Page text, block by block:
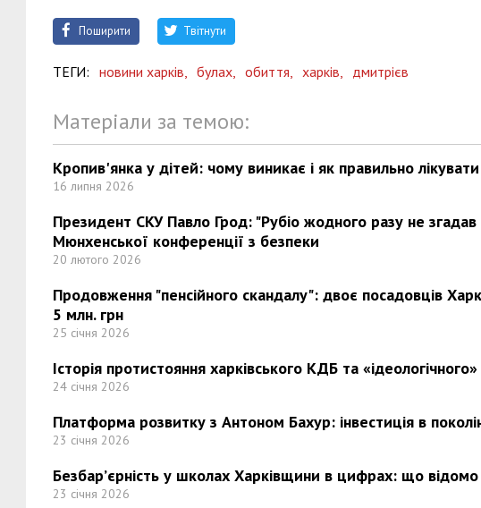
Поширити Твітнути
ТЕГИ: новини харків, булах, обиття, харків, дмитрієв
Матеріали за темою:
Кропив'янка у дітей: чому виникає і як правильно лікувати
16 липня 2026
Президент СКУ Павло Грод: "Рубіо жодного разу не згадав
Мюнхенської конференції з безпеки
20 лютого 2026
Продовження "пенсійного скандалу": двоє посадовців
5 млн. грн
25 січня 2026
Історія протистояння харківського КДБ та
24 січня 2026
Платформа розвитку з Антоном Бахур: інвестиція в
23 січня 2026
Безбар’єрність у школах Харківщини в цифрах: що відомо
23 січня 2026